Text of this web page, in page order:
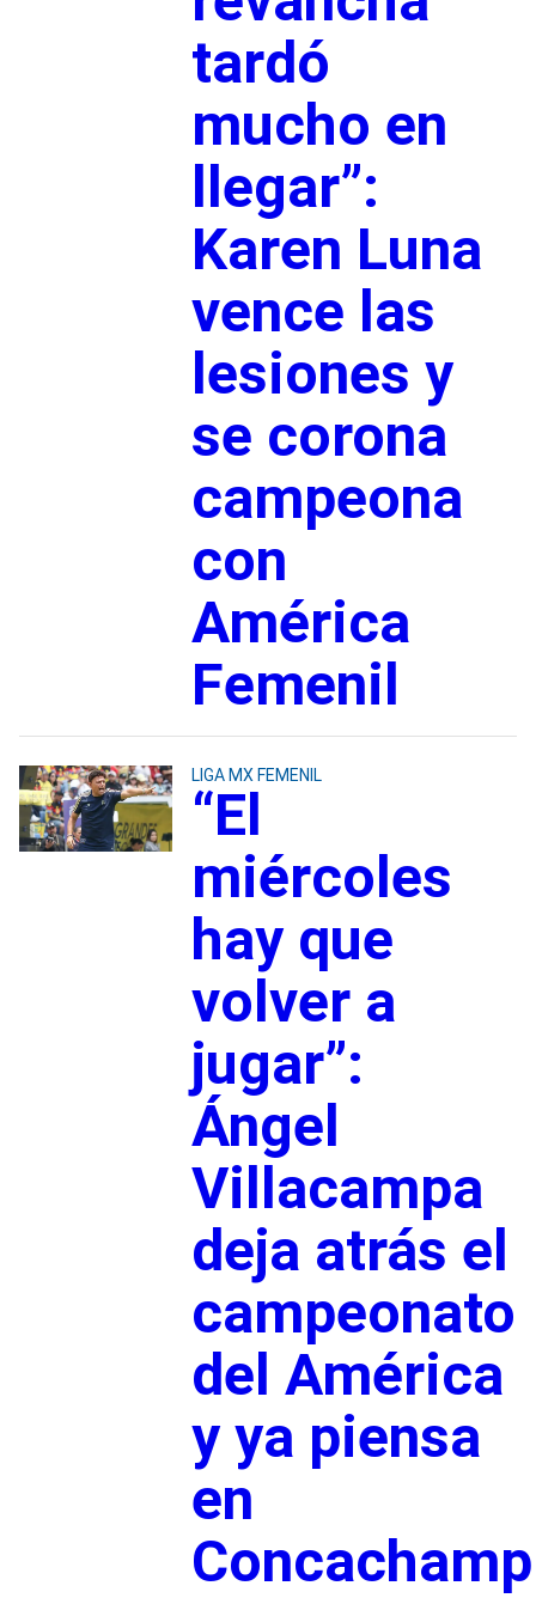
tardó
mucho en
llegar”:
Karen Luna
vence las
lesiones y
se corona
campeona
con
América
Femenil
LIGA MX FEMENIL
“El
miércoles
hay que
volver a
jugar”:
Ángel
Villacampa
deja atrás el
campeonato
del América
y ya piensa
en